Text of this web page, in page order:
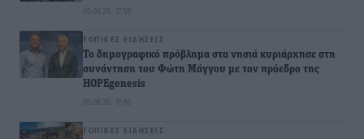
05.08.26 · 17:58
ΤΟΠΙΚΈΣ ΕΙΔΉΣΕΙΣ
To δημογραφικό πρόβλημα στα νησιά κυριάρχησε στη
συνάντηση του Φώτη Μάγγου με τον πρόεδρο της
HOPEgenesis
05.08.26 · 17:48
ΤΟΠΙΚΈΣ ΕΙΔΉΣΕΙΣ